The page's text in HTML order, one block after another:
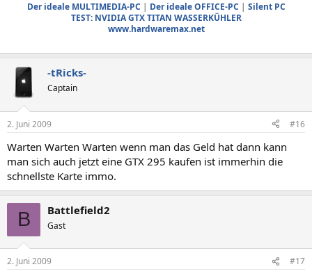
Der ideale MULTIMEDIA-PC | Der ideale OFFICE-PC | Silent PC
TEST: NVIDIA GTX TITAN WASSERKÜHLER
www.hardwaremax.net
-tRicks-
Captain
2. Juni 2009 #16
Warten Warten Warten wenn man das Geld hat dann kann
man sich auch jetzt eine GTX 295 kaufen ist immerhin die
schnellste Karte immo.
B Battlefield2
Gast
2. Juni 2009 #17